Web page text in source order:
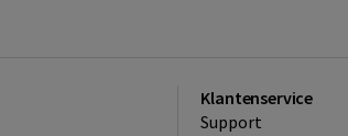
Klantenservice
Support